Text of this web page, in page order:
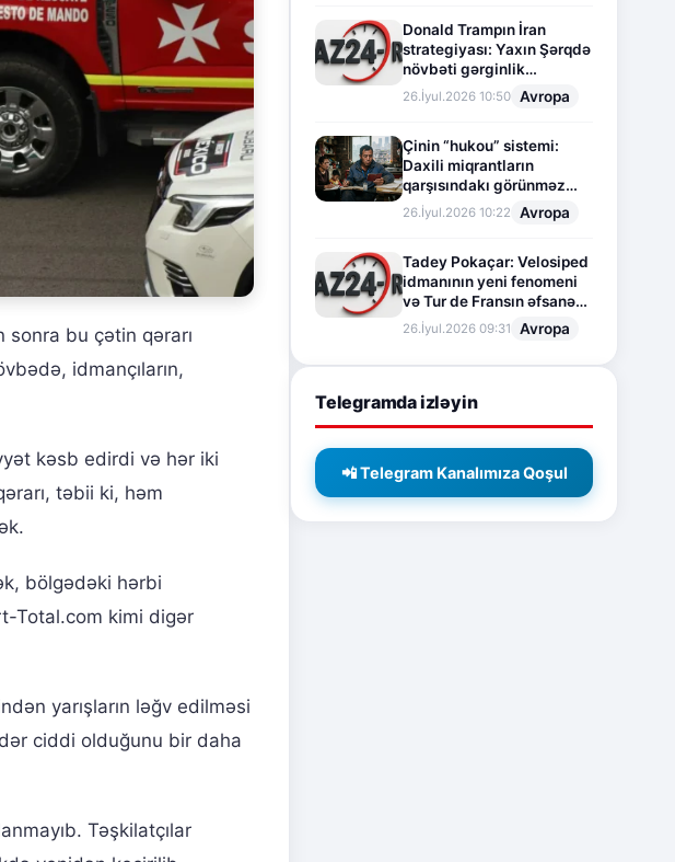
bu çətin qərarı
idmançıların,
kəsb edirdi və hər iki
təbii ki, həm
bölgədəki hərbi
Total.com kimi digər
yarışların ləğv edilməsi
ciddi olduğunu bir daha
Təşkilatçılar
Donald Trampın İran
strategiyası: Yaxın Şərqdə
növbəti gərginlik
mərhələsi
26.İyul.2026 10:50 Avropa
Çinin “hukou” sistemi:
Daxili miqrantların
qarşısındakı görünməz
sədd
26.İyul.2026 10:22 Avropa
Tadey Pokaçar: Velosiped
idmanının yeni fenomeni
və Tur de Fransın əfsanəvi
səhifəsi
26.İyul.2026 09:31 Avropa
Telegramda izləyin
📲 Telegram Kanalımıza Qoşul